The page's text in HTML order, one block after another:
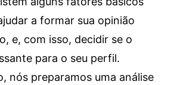
a formar sua opinião
e, com isso, decidir se o
para o seu perfil.
nós preparamos uma análise